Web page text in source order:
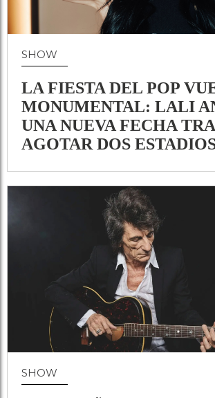
SHOW
LA FIESTA DEL POP
MONUMENTAL: LALI
UNA NUEVA FECHA
AGOTAR DOS
SHOW